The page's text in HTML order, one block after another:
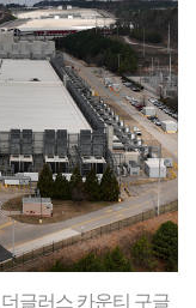
글러스 카운티 구글